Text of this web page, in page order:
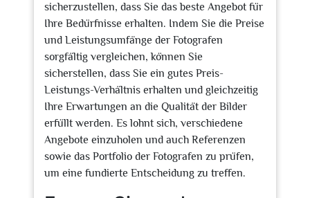
sicherzustellen, dass Sie das beste Angebot für
Ihre Bedürfnisse erhalten. Indem Sie die Preise
und Leistungsumfänge der Fotografen
sorgfältig vergleichen, können Sie
sicherstellen, dass Sie ein gutes Preis-
Leistungs-Verhältnis erhalten und gleichzeitig
Ihre Erwartungen an die Qualität der Bilder
erfüllt werden. Es lohnt sich, verschiedene
Angebote einzuholen und auch Referenzen
sowie das Portfolio der Fotografen zu prüfen,
um eine fundierte Entscheidung zu treffen.